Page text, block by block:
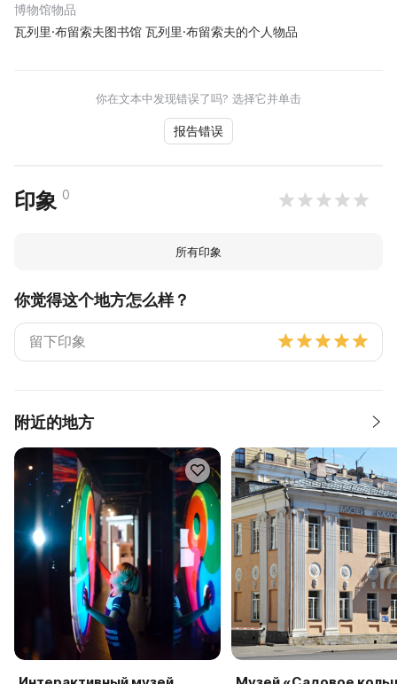
博物馆物品
瓦列里·布留索夫图书馆 瓦列里·布留索夫的个人物品
你在文本中发现错误了吗? 选择它并单击
报告错误
印象 0
所有印象
你觉得这个地方怎么样？
附近的地方